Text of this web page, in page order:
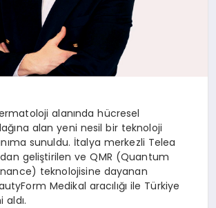
alanında hücresel
alan yeni nesil bir teknoloji
sunuldu. İtalya merkezli Telea
geliştirilen ve QMR (Quantum
teknolojisine dayanan
Medikal aracılığı ile Türkiye
aldı.